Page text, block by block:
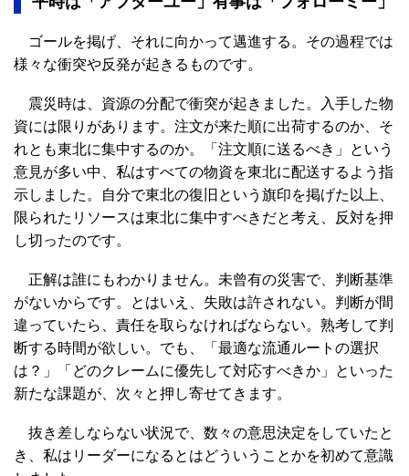
ゴールを掲げ、それに向かって邁進する。その過程では
様々な衝突や反発が起きるものです。
震災時は、資源の分配で衝突が起きました。入手した物
資には限りがあります。注文が来た順に出荷するのか、そ
れとも東北に集中するのか。「注文順に送るべき」という
意見が多い中、私はすべての物資を東北に配送するよう指
示しました。自分で東北の復旧という旗印を掲げた以上、
限られたリソースは東北に集中すべきだと考え、反対を押
し切ったのです。
正解は誰にもわかりません。未曾有の災害で、判断基準
がないからです。とはいえ、失敗は許されない。判断が間
違っていたら、責任を取らなければならない。熟考して判
断する時間が欲しい。でも、「最適な流通ルートの選択
は？」「どのクレームに優先して対応すべきか」といった
新たな課題が、次々と押し寄せてきます。
抜き差しならない状況で、数々の意思決定をしていたと
き、私はリーダーになるとはどういうことかを初めて意識